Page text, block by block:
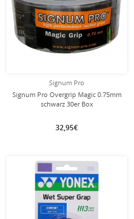
Signum Pro
Signum Pro Overgrip Magic 0.75mm
schwarz 30er Box
32,95€